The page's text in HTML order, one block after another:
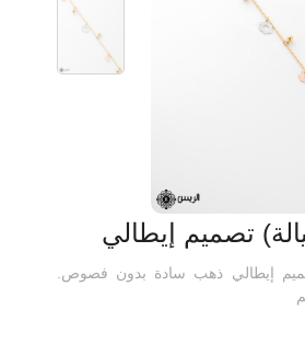
تصميم إيطالي
إيطالي ذهب سادة بدون فصوص.